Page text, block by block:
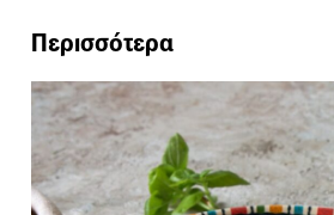
Περισσότερα